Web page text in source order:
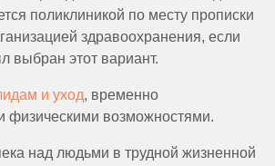
поликлиникой по месту прописки
здравоохранения, если
выбран этот вариант.
и уход, временно
физическими возможностями.
над людьми в трудной жизненной